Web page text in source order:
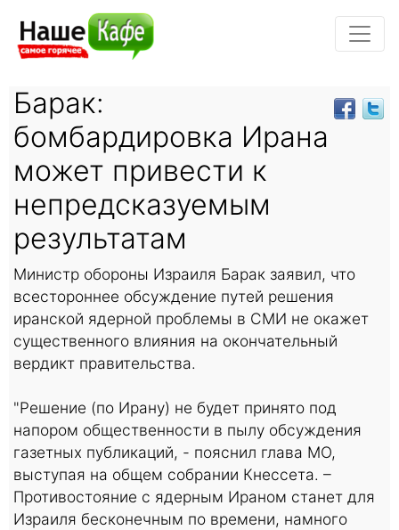
Барак:
бомбардировка Ирана
может привести к
непредсказуемым
результатам
Министр обороны Израиля Барак заявил, что
всестороннее обсуждение путей решения
иранской ядерной проблемы в СМИ не окажет
существенного влияния на окончательный
вердикт правительства.
"Решение (по Ирану) не будет принято под
напором общественности в пылу обсуждения
газетных публикаций, - пояснил глава МО,
выступая на общем собрании Кнессета. –
Противостояние с ядерным Ираном станет для
Израиля бесконечным по времени, намного